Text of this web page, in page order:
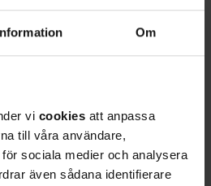
Om
vi cookies att anpassa
till våra användare,
sociala medier och analysera
även sådana identifierare
vill du boka tid?
artikeln